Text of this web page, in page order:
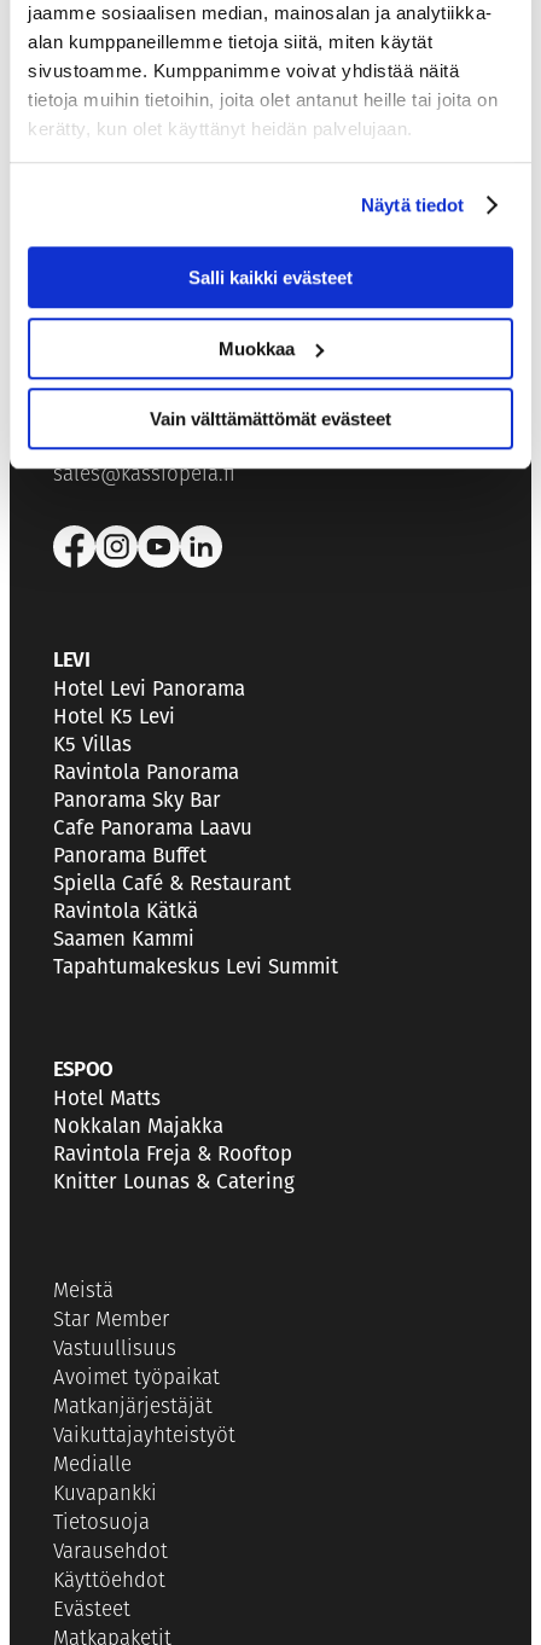
jaamme sosiaalisen median, mainosalan ja analytiikka-
alan kumppaneillemme tietoja siitä, miten käytät
sivustoamme. Kumppanimme voivat yhdistää näitä
tietoja muihin tietoihin, joita olet antanut heille tai joita on
kerätty, kun olet käyttänyt heidän palvelujaan.
Näytä tiedot
Salli kaikki evästeet
Muokkaa
Vain välttämättömät evästeet
KASSIOPEIA
HOTELS & RESTAURANTS
Kutojantie 6-8
MYYNTIPALVELU
+358 40 456 2059
sales@kassiopeia.fi
LEVI
Hotel Levi Panorama
Hotel K5 Levi
K5 Villas
Ravintola Panorama
Panorama Sky Bar
Cafe Panorama Laavu
Panorama Buffet
Spiella Café & Restaurant
Ravintola Kätkä
Saamen Kammi
Tapahtumakeskus Levi Summit
ESPOO
Hotel Matts
Nokkalan Majakka
Ravintola Freja & Rooftop
Knitter Lounas & Catering
Meistä
Star Member
Vastuullisuus
Avoimet työpaikat
Matkanjärjestäjät
Vaikuttajayhteistyöt
Medialle
Kuvapankki
Tietosuoja
Varausehdot
Käyttöehdot
Evästeet
Matkapaketit